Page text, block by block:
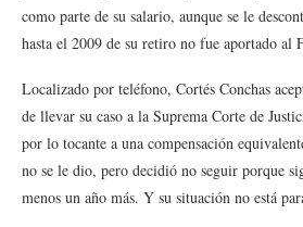
como parte de su salario, aunque se le
hasta el 2009 de su retiro no fue aportado al
Localizado por teléfono, Cortés Conchas
de llevar su caso a la Suprema Corte de
por lo tocante a una compensación
no se le dio, pero decidió no seguir porque
menos un año más. Y su situación no está